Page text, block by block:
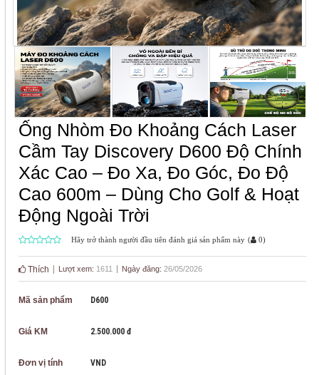
Ống Nhòm Đo Khoảng Cách Laser
Cầm Tay Discovery D600 Độ Chính
Xác Cao – Đo Xa, Đo Góc, Đo Độ
Cao 600m – Dùng Cho Golf & Hoạt
Động Ngoài Trời
Hãy trở thành người đầu tiên đánh giá sản phẩm này ( 0)
Thích Lượt xem: 1611 Ngày đăng: 26/05/2026
Mã sản phẩm D600
Giá KM 2.500.000 đ
Đơn vị tính VND